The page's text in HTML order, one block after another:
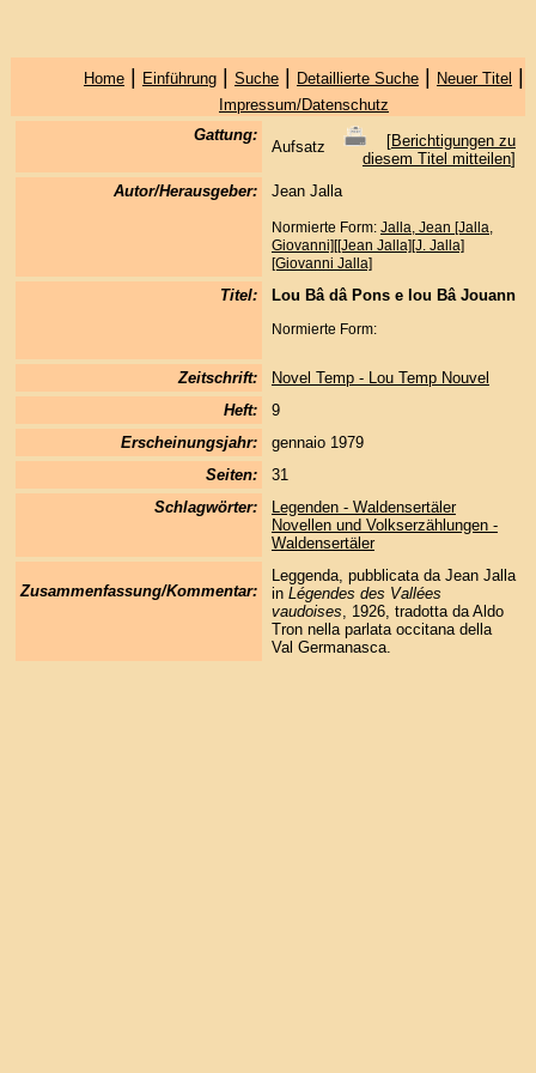
Home| Einführung| Suche| Detaillierte Suche| Neuer Titel |
Impressum/Datenschutz
Gattung:
Aufsatz [Berichtigungen zu
diesem Titel mitteilen]
Autor/Herausgeber:
Jean Jalla
Normierte Form: Jalla, Jean [Jalla,
Giovanni][[Jean Jalla][J. Jalla]
[Giovanni Jalla]
Titel: Lou Bâ dâ Pons e lou Bâ Jouann
Normierte Form:
Zeitschrift:
Novel Temp - Lou Temp Nouvel
Heft:
9
Erscheinungsjahr:
gennaio 1979
Seiten:
31
Schlagwörter:
Legenden - Waldensertäler
Novellen und Volkserzählungen -
Waldensertäler
Zusammenfassung/Kommentar:
Leggenda, pubblicata da Jean Jalla
in Légendes des Vallées
vaudoises, 1926, tradotta da Aldo
Tron nella parlata occitana della
Val Germanasca.